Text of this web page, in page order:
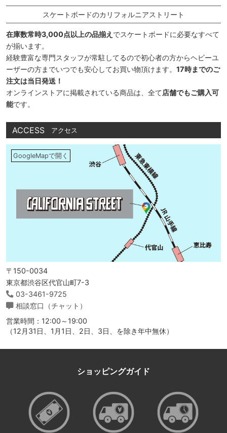
スケートボードのカリフォルニアストリート
在庫数常時3,000点以上の品揃え でスケートボードに必要なすべて
が揃います。
経験豊富な専門スタッフが常駐してるので初心者の方からヘビーユ
ーザーの方までいつでも安心してお買い物頂けます。 17時までのご
注文は当日発送！
オンラインストアに掲載されている商品は、全て店舗でもご購入可
能です。
ACCESS アクセス
GoogleMapで開く
〒150-0034
東京都渋谷区代官山町7-3
03-3461-9725
相談窓口（チャット）
営業時間：12:00～19:00
（12月31日、1月1日、2日、3日、を除き年中無休）
ショッピングガイド